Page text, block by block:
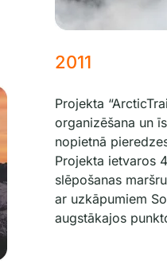
2011
Projekta
organizēšana un
nopietnā
Projekta ietvaros
slēpošanas
ar uzkāpumiem
augstākajos